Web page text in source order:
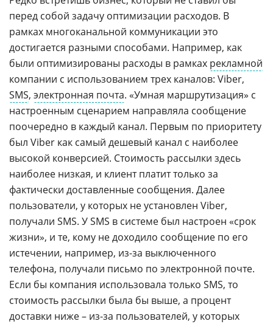
перед собой задачу оптимизации расходов. В
рамках многоканальной коммуникации это
достигается разными способами. Например, как
были оптимизированы расходы в рамках рекламной
компании с использованием трех каналов: Viber,
SMS, электронная почта. «Умная маршрутизация» с
настроенным сценарием направляла сообщение
поочередно в каждый канал. Первым по приоритету
был Viber как самый дешевый канал с наиболее
высокой конверсией. Стоимость рассылки здесь
наиболее низкая, и клиент платит только за
фактически доставленные сообщения. Далее
пользователи, у которых не установлен Viber,
получали SMS. У SMS в системе был настроен «срок
жизни», и те, кому не доходило сообщение по его
истечении, например, из-за выключенного
телефона, получали письмо по электронной почте.
Если бы компания использовала только SMS, то
стоимость рассылки была бы выше, а процент
доставки ниже – из-за пользователей, у которых